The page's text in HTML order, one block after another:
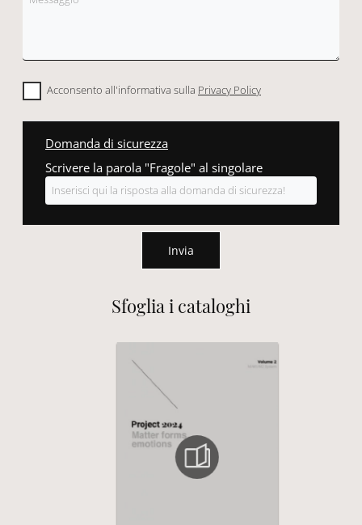
Sfoglia i cataloghi
Acconsento all'informativa sulla Privacy Policy
Domanda di sicurezza
Scrivere la parola "Fragole" al singolare
Invia